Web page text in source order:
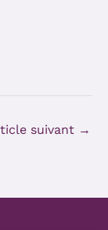
suivant →